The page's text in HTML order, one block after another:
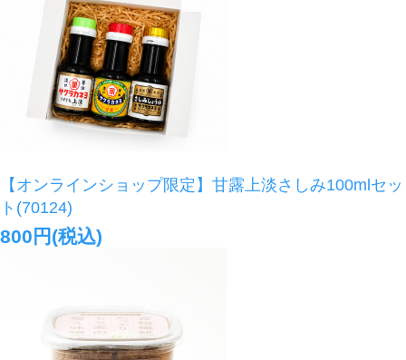
【オンラインショップ限定】甘露上淡さしみ100mlセッ
ト(70124)
800円(税込)